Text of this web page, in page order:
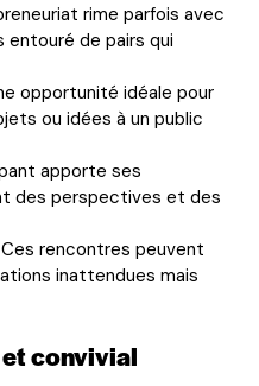
rime parfois avec
entouré de pairs qui
opportunité idéale pour
ou idées à un public
apporte ses
des perspectives et des
rencontres peuvent
inattendues mais
convivial